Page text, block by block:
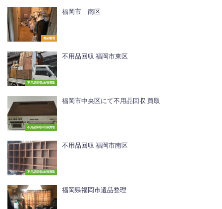
遺品整理
福岡市 南区
不用品回収/出張買取
不用品回収 福岡市東区
不用品回収/出張買取
福岡市中央区にて不用品回収 買取
不用品回収/出張買取
不用品回収 福岡市南区
福岡県福岡市遺品整理